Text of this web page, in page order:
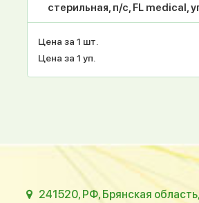
стерильная, п/с, FL medical,
Цена за 1 шт.
Цена за 1 уп.
241520, РФ, Брянская